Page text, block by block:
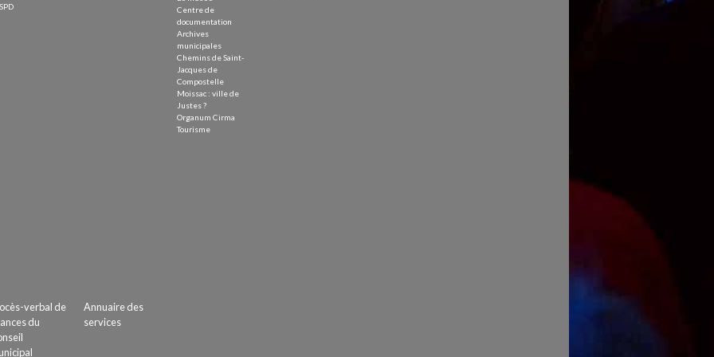
Centre de
documentation
Archives
municipales
Chemins de Saint-
Jacques de
Compostelle
Moissac : ville de
Justes ?
Organum Cirma
Tourisme
verbal de
du
Annuaire des
services